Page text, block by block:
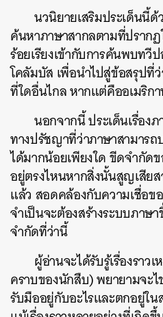
นวนิยายเสริมประเด็นนี้
ค้นหาภาษาสากลตามที่ปราก
ร้อยเรียงเข้ากับการค้นพบทวี
โคลัมบัส เพื่อนำไปสู่ข้อสรุปที่
ที่ใดอื่นไกล หากแต่คืออเมริก
นอกจากนี้ ประเด็นเรื่อง
ทางปรัชญาที่ว่าภาษาสามาร
ได้มากน้อยเพียงใด ขีดจำกัด
อยู่ตรงไหนหากสิ่งนั้นสูญเสีย
แล้ว สอดคล้องกับความเชื่อข
จำเป็นจะต้องสร้างระบบภาษ
จำกัดที่ว่านี้
ผู้อ่านจะได้รับรู้เรื่องราว
คราบของนักสืบ) พยายามจะไ
รับมืออยู่กับอะไรและตกอยู่ใ